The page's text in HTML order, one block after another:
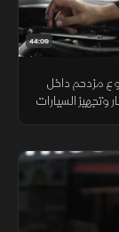
44:09
مزدحم داخل
وتجهيز السيارات